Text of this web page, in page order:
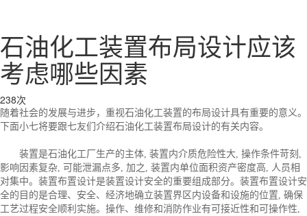
石油化工装置布局设计应该
考虑哪些因素
238次
随着社会的发展与进步，重视石油化工装置的布局设计具有重要的意义。
下面小七将要跟七友们介绍石油化工装置布局设计的有关内容。
装置是石油化工厂生产的主体, 装置内介质危险性大, 操作条件苛刻,
影响因素复杂, 可能泄漏点多, 加之, 装置内单位面积资产密度高, 人员相
对集中。装置布置设计是装置设计安全的重要组成部分。装置布置设计安
全的目的是合理、安全、经济地确立装置界区内设备和设施的位置, 确保
工艺过程安全顺利实施。操作、维修和消防作业有可接近性和可操作性,